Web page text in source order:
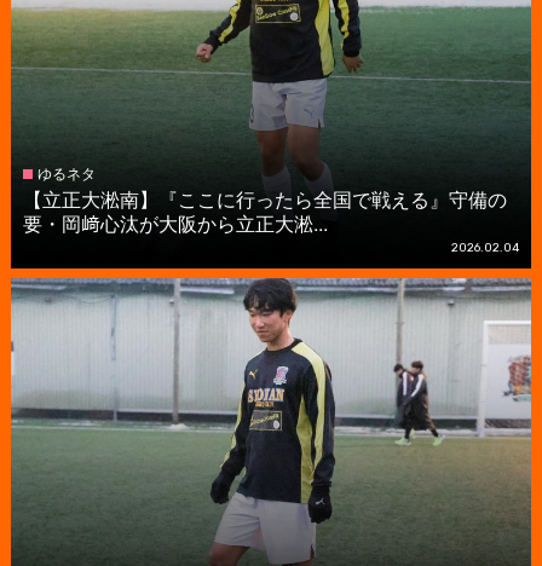
ゆるネタ
【立正大淞南】『ここに行ったら全国で戦える』守備の
要・岡﨑心汰が大阪から立正大淞...
2026.02.04